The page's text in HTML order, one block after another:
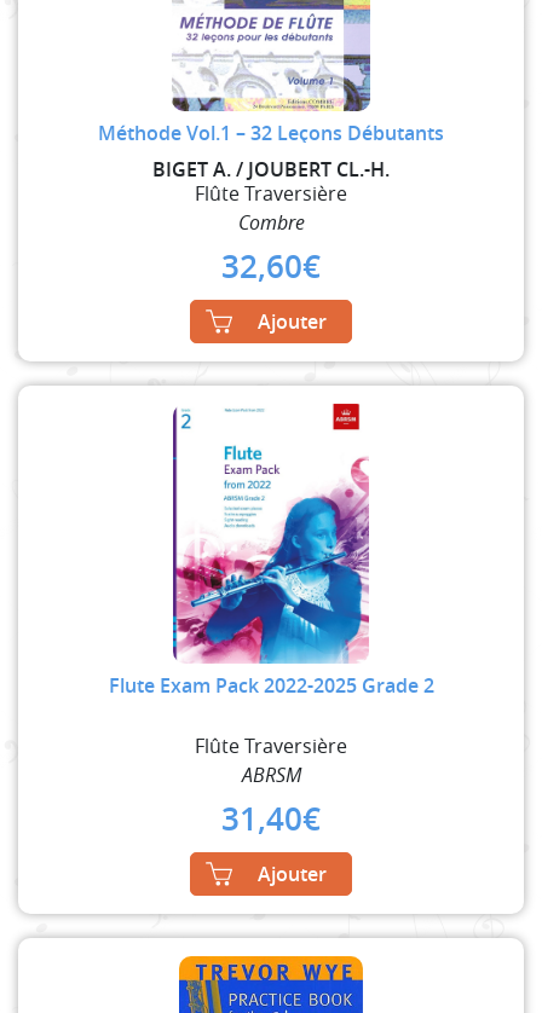
Méthode Vol.1 – 32 Leçons Débutants
BIGET A. / JOUBERT CL.-H.
Flûte Traversière
Combre
32,60€
Ajouter
Flute Exam Pack 2022-2025 Grade 2
Flûte Traversière
ABRSM
31,40€
Ajouter